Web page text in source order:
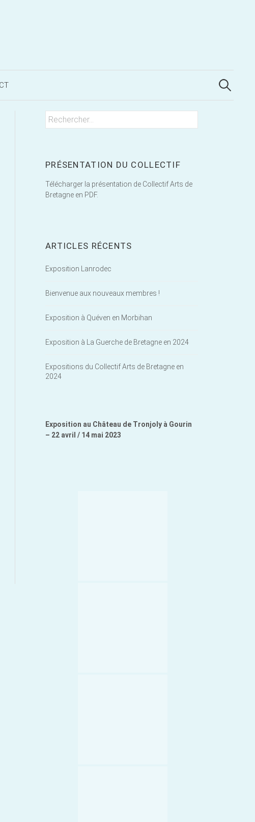
Rechercher :
PRÉSENTATION DU COLLECTIF
Télécharger la présentation de Collectif Arts de
Bretagne en PDF.
ARTICLES RÉCENTS
Exposition Lanrodec
Bienvenue aux nouveaux membres !
Exposition à Quéven en Morbihan
Exposition à La Guerche de Bretagne en 2024
Expositions du Collectif Arts de Bretagne en
2024
Exposition au Château de Tronjoly à Gourin
– 22 avril / 14 mai 2023